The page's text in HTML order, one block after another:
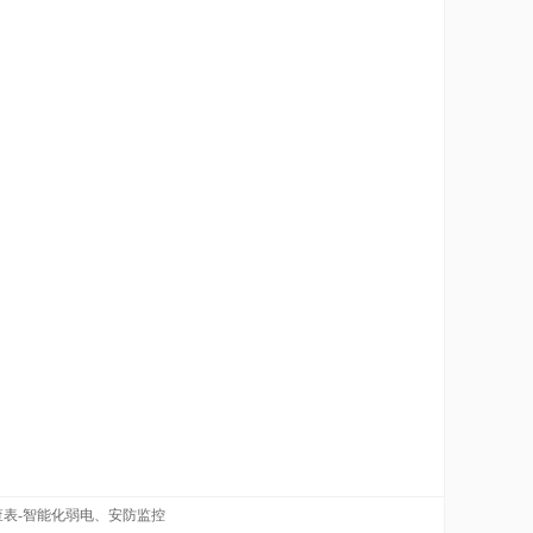
-智能化弱电、安防监控